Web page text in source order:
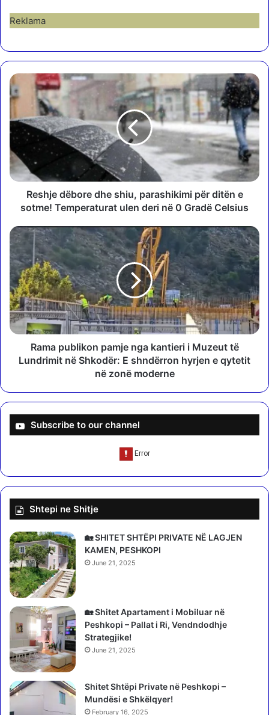
Reklama
R
e
s
h
j
d
ë
b
d
h
e
s
h
i
u
,
p
h
i
t
ë
n
e
s
o
t
m
e
!
T
e
m
p
e
Reshje dëbore dhe shiu, parashikimi për ditën e
sotme! Temperaturat ulen deri në 0 Gradë Celsius
R
a
m
p
u
b
l
i
e
k
a
t
i
e
r
i
i
M
u
e
u
t
ë
L
u
Rama publikon pamje nga kantieri i Muzeut të
Lundrimit në Shkodër: E shndërron hyrjen e qytetit
në zonë moderne
Subscribe to our channel
Shtepi ne Shitje
🏡 SHITET SHTËPI PRIVATE NË LAGJEN
KAMEN, PESHKOPI
June 21, 2025
🏡 Shitet Apartament i Mobiluar në
Peshkopi – Pallat i Ri, Vendndodhje
Strategjike!
June 21, 2025
Shitet Shtëpi Private në Peshkopi –
Mundësi e Shkëlqyer!
February 16, 2025